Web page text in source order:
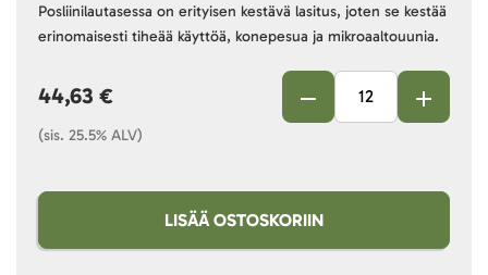
Posliinilautasessa on erityisen kestävä lasitus, joten se kestää
erinomaisesti tiheää käyttöä, konepesua ja mikroaaltouunia.
44,63 €
(sis. 25.5% ALV)
LISÄÄ OSTOSKORIIN